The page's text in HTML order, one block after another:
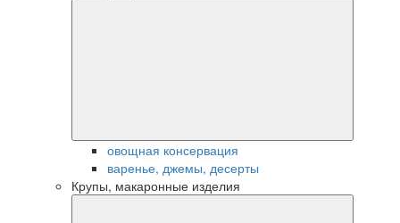
овощная консервация
варенье, джемы, десерты
Крупы, макаронные изделия